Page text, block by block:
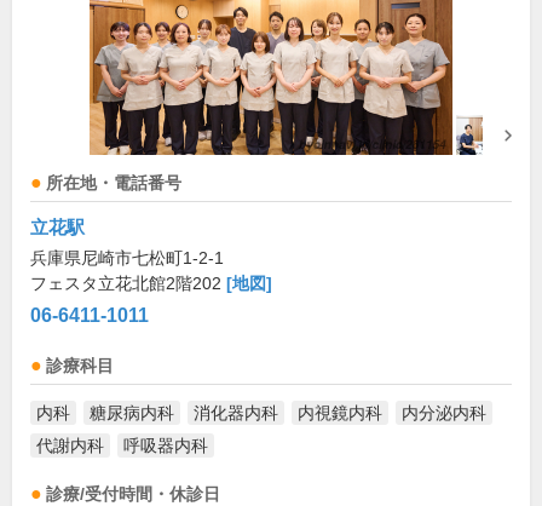
所在地・電話番号
立花駅
兵庫県尼崎市七松町1-2-1
フェスタ立花北館2階202 [地図]
06-6411-1011
診療科目
内科 糖尿病内科 消化器内科 内視鏡内科
内分泌内科
代謝内科
呼吸器内科
診療/受付時間・休診日